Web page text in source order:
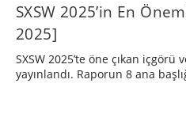
SXSW 2025’in En
2025]
SXSW 2025’te öne çıkan
yayınlandı. Raporun 8 ana